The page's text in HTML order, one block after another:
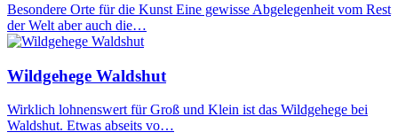
Besondere Orte für die Kunst Eine gewisse Abgelegenheit vom Rest
der Welt aber auch die…
Wildgehege Waldshut
Wirklich lohnenswert für Groß und Klein ist das Wildgehege bei
Waldshut. Etwas abseits vo…